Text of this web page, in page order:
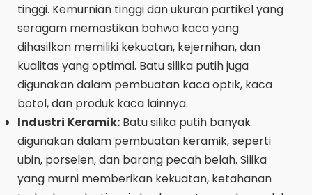
tinggi. Kemurnian tinggi dan ukuran partikel yang
seragam memastikan bahwa kaca yang
dihasilkan memiliki kekuatan, kejernihan, dan
kualitas yang optimal. Batu silika putih juga
digunakan dalam pembuatan kaca optik, kaca
botol, dan produk kaca lainnya.
Industri Keramik:Batu silika putih banyak
digunakan dalam pembuatan keramik, seperti
ubin, porselen, dan barang pecah belah. Silika
yang murni memberikan kekuatan, ketahanan